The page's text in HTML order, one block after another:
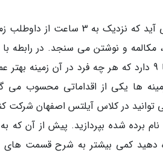
همان طور که گفته شد، آیلتس یک آزمون برای زبان انگلیسی به حساب می آید که
و نوشتن می سنجد. در رابطه با
نظر گرفته شده برای این آزمون نیز باید گفت که هر بخش نمره ای بین 1 تا 9 دارد که هر چه فرد در آن
ها یکی از اقداماتی محسوب می
در کلاس آیلتس اصفهان شرکت
برده شده بپردازید. پیش از آن که
دهید کمی بیشتر به شرح قسمت